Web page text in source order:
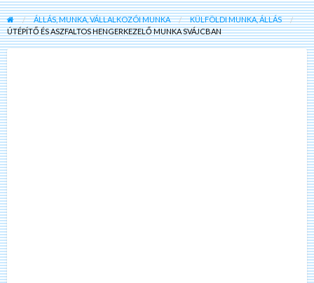
ÁLLÁS, MUNKA, VÁLLALKOZÓI MUNKA
KÜLFÖLDI MUNKA, ÁLLÁS
ÚTÉPÍTŐ ÉS ASZFALTOS HENGERKEZELŐ MUNKA SVÁJCBAN